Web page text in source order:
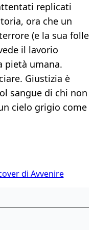
replicati
ora che un
(e la sua folle
il lavorio
pietà umana.
Giustizia è
sangue di chi non
cielo grigio come
di Avvenire